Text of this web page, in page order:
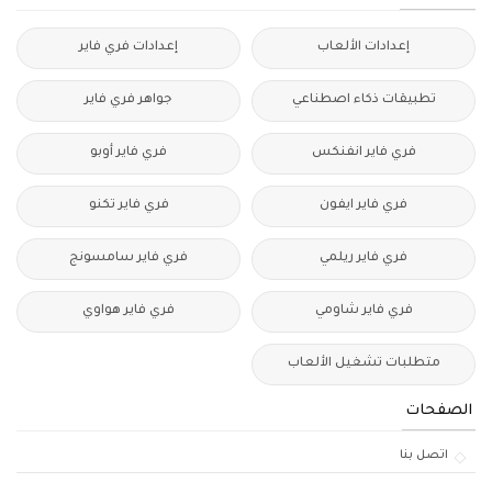
إعدادات الألعاب إعدادات فري فاير
تطبيقات ذكاء اصطناعي جواهر فري فاير
فري فاير انفنكس فري فاير أوبو
فري فاير ايفون فري فاير تكنو
فري فاير ريلمي فري فاير سامسونج
فري فاير شاومي فري فاير هواوي
متطلبات تشغيل الألعاب
الصفحات
اتصل بنا